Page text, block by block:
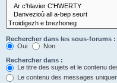
Rechercher dans les sous-forums :
Oui
Non
Rechercher dans :
Le titre des sujets et le contenu
Le contenu des messages